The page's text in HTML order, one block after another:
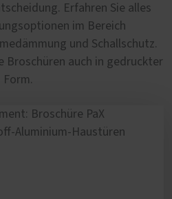
Erfahren Sie alles
im Bereich
und Schallschutz.
Broschüren auch in gedruckter
Form.